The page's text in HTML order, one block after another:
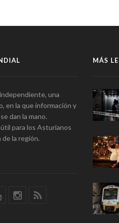
una
en la que información y
dan la mano.
para los Asturianos
la región.
MÁS